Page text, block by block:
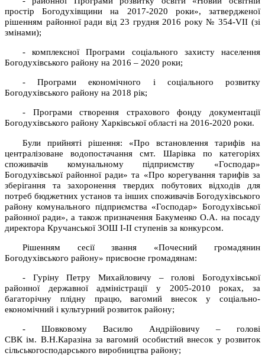
простір Богодухівщини на 2017-2020 роки», затвердженої
рішенням районної ради від 23 грудня 2016 року № 354-VІІ (зі
змінами);
- комплексної Програми соціального захисту населення
Богодухівського району на 2016 – 2020 роки;
- Програми економічного і соціального розвитку
Богодухівського району на 2018 рік;
- Програми створення страхового фонду документації
Богодухівського району Харківської області на 2016-2020 роки.
Були прийняті рішення: «Про встановлення тарифів на
централізоване водопостачання смт. Шарівка по категоріях
споживачів комунальному підприємству «Господар»
Богодухівської районної ради» та «Про корегування тарифів за
зберігання та захоронення твердих побутових відходів для
потреб бюджетних установ та інших споживачів Богодухівського
району комунального підприємства «Господар» Богодухівської
районної ради», а також призначення Бакуменко О.А. на посаду
директора Кручанської ЗОШ І-ІІ ступенів за конкурсом.
Рішенням сесії звання «Почесний громадянин
Богодухівського району» присвоєне громадянам:
- Гуріну Петру Михайловичу – голові Богодухівської
районної державної адміністрації у 2005-2010 роках, за
багаторічну плідну працю, вагомий внесок у соціально-
економічний і культурний розвиток району;
- Шовковому Василю Андрійовичу – голові
СВК ім. В.Н.Каразіна за вагомий особистий внесок у розвиток
сільськогосподарського виробництва району;